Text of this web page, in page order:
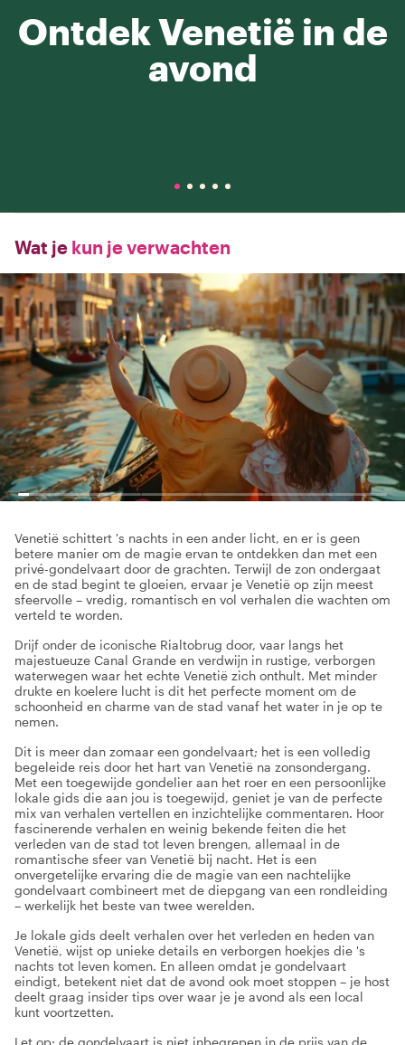
Ontdek Venetië in de
avond
Wat je kun je verwachten
Venetië schittert 's nachts in een ander licht, en er is geen
betere manier om de magie ervan te ontdekken dan met een
privé-gondelvaart door de grachten. Terwijl de zon ondergaat
en de stad begint te gloeien, ervaar je Venetië op zijn meest
sfeervolle – vredig, romantisch en vol verhalen die wachten om
verteld te worden.
Drijf onder de iconische Rialtobrug door, vaar langs het
majestueuze Canal Grande en verdwijn in rustige, verborgen
waterwegen waar het echte Venetië zich onthult. Met minder
drukte en koelere lucht is dit het perfecte moment om de
schoonheid en charme van de stad vanaf het water in je op te
nemen.
Dit is meer dan zomaar een gondelvaart; het is een volledig
begeleide reis door het hart van Venetië na zonsondergang.
Met een toegewijde gondelier aan het roer en een persoonlijke
lokale gids die aan jou is toegewijd, geniet je van de perfecte
mix van verhalen vertellen en inzichtelijke commentaren. Hoor
fascinerende verhalen en weinig bekende feiten die het
verleden van de stad tot leven brengen, allemaal in de
romantische sfeer van Venetië bij nacht. Het is een
onvergetelijke ervaring die de magie van een nachtelijke
gondelvaart combineert met de diepgang van een rondleiding
– werkelijk het beste van twee werelden.
Je lokale gids deelt verhalen over het verleden en heden van
Venetië, wijst op unieke details en verborgen hoekjes die 's
nachts tot leven komen. En alleen omdat je gondelvaart
eindigt, betekent niet dat de avond ook moet stoppen – je host
deelt graag insider tips over waar je je avond als een local
kunt voortzetten.
Let op: de gondelvaart is niet inbegrepen in de prijs van de